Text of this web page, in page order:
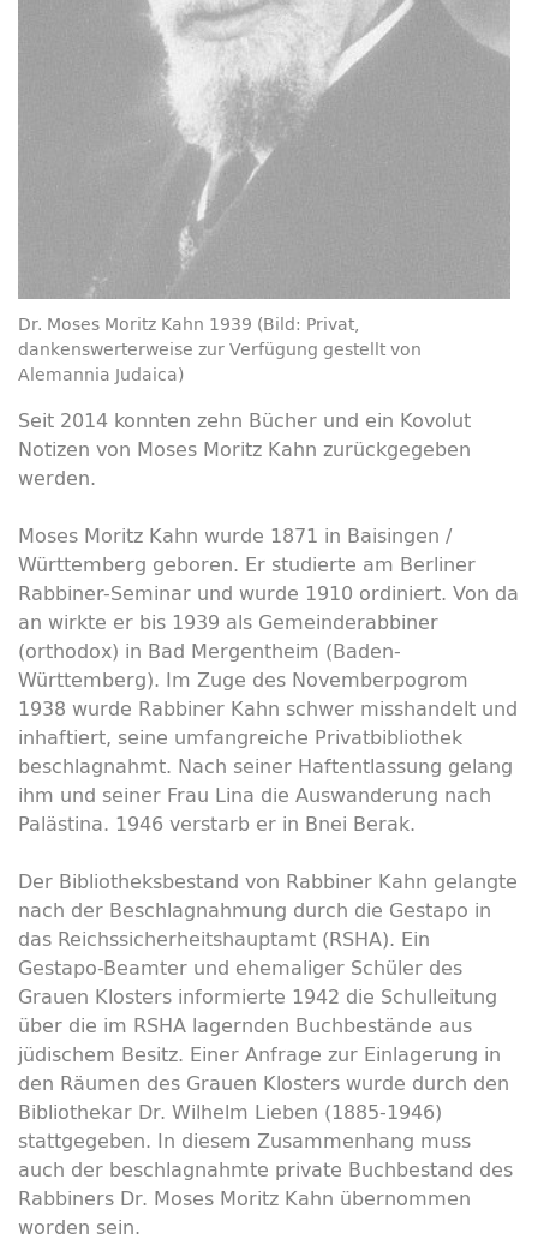
Dr. Moses Moritz Kahn 1939 (Bild: Privat,
dankenswerterweise zur Verfügung gestellt von
Alemannia Judaica)
Seit 2014 konnten zehn Bücher und ein Kovolut
Notizen von Moses Moritz Kahn zurückgegeben
werden.
Moses Moritz Kahn wurde 1871 in Baisingen /
Württemberg geboren. Er studierte am Berliner
Rabbiner-Seminar und wurde 1910 ordiniert. Von da
an wirkte er bis 1939 als Gemeinderabbiner
(orthodox) in Bad Mergentheim (Baden-
Württemberg). Im Zuge des Novemberpogrom
1938 wurde Rabbiner Kahn schwer misshandelt und
inhaftiert, seine umfangreiche Privatbibliothek
beschlagnahmt. Nach seiner Haftentlassung gelang
ihm und seiner Frau Lina die Auswanderung nach
Palästina. 1946 verstarb er in Bnei Berak.
Der Bibliotheksbestand von Rabbiner Kahn gelangte
nach der Beschlagnahmung durch die Gestapo in
das Reichssicherheitshauptamt (RSHA). Ein
Gestapo-Beamter und ehemaliger Schüler des
Grauen Klosters informierte 1942 die Schulleitung
über die im RSHA lagernden Buchbestände aus
jüdischem Besitz. Einer Anfrage zur Einlagerung in
den Räumen des Grauen Klosters wurde durch den
Bibliothekar Dr. Wilhelm Lieben (1885-1946)
stattgegeben. In diesem Zusammenhang muss
auch der beschlagnahmte private Buchbestand des
Rabbiners Dr. Moses Moritz Kahn übernommen
worden sein.